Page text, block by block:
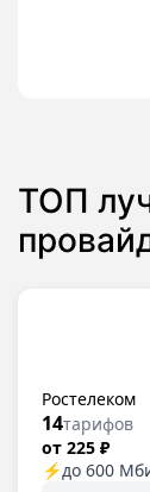
ТОП
Ростелеком
14тарифов
от 225 ₽
⚡до 600